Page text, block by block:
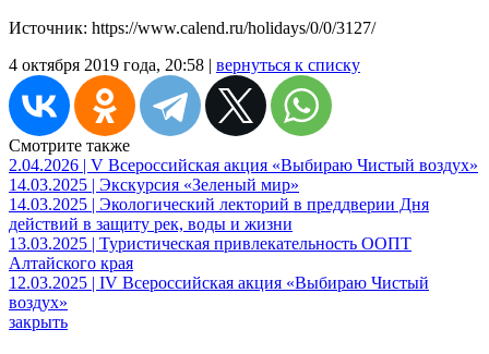
Источник: https://www.calend.ru/holidays/0/0/3127/
4 октября 2019 года, 20:58 | вернуться к списку
Смотрите также
2.04.2026 | V Всероссийская акция «Выбираю Чистый воздух»
14.03.2025 | Экскурсия «Зеленый мир»
14.03.2025 | Экологический лекторий в преддверии Дня
действий в защиту рек, воды и жизни
13.03.2025 | Туристическая привлекательность ООПТ
Алтайского края
12.03.2025 | IV Всероссийская акция «Выбираю Чистый
воздух»
закрыть